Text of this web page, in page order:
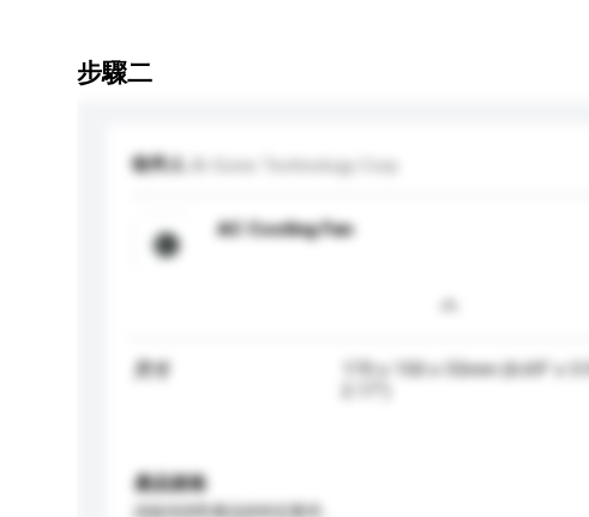
步驟二
收件人 Bi-Sonic Technology Corp
AC Cooling Fan
170 x 150 x 55mm (6.69" x
產品規格